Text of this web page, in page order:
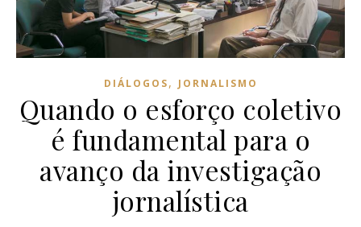
DIÁLOGOS, JORNALISMO
Quando o esforço coletivo
é fundamental para o
avanço da investigação
jornalística